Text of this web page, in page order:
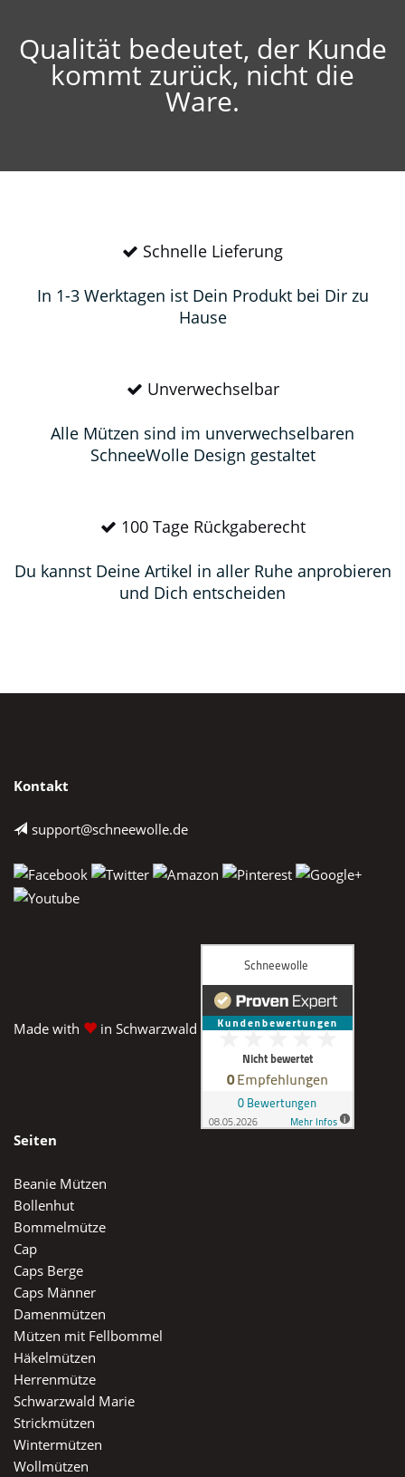
Qualität bedeutet, der Kunde
kommt zurück, nicht die
Ware.
Schnelle Lieferung
In 1-3 Werktagen ist Dein Produkt bei Dir zu
Hause
Unverwechselbar
Alle Mützen sind im unverwechselbaren
SchneeWolle Design gestaltet
100 Tage Rückgaberecht
Du kannst Deine Artikel in aller Ruhe anprobieren
und Dich entscheiden
Kontakt
support@schneewolle.de
Made with in Schwarzwald
Seiten
Beanie Mützen
Bollenhut
Bommelmütze
Cap
Caps Berge
Caps Männer
Damenmützen
Mützen mit Fellbommel
Häkelmützen
Herrenmütze
Schwarzwald Marie
Strickmützen
Wintermützen
Wollmützen